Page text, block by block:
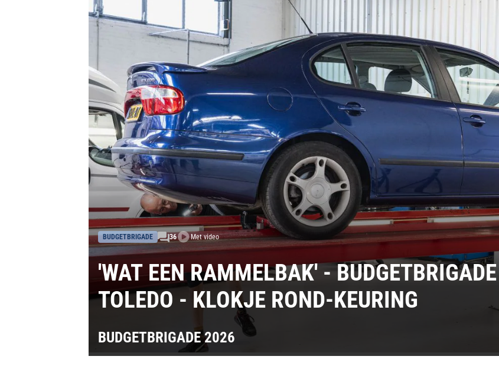
BUDGETBRIGADE 36 Met video
'WAT EEN RAMMELBAK' -
TOLEDO - KLOKJE ROND-KEURING
BUDGETBRIGADE 2026